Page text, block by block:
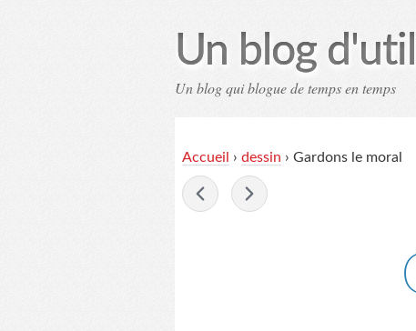
Un blog
Un blog qui blogue de temps en temps
Accueil
› dessin › Gardons le moral